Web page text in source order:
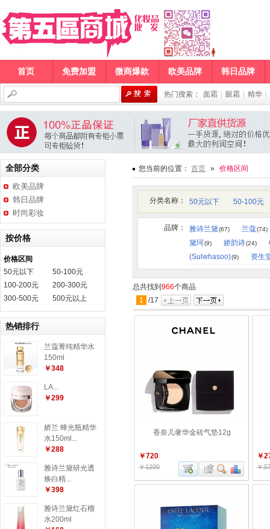
首页 免费加盟 微商爆款 欧美品牌 韩日品牌
热门搜索： 面霜 眼霜 精华
您当前的位置： 首页 » 价格区间
分类名称： 50元以下 50-100元
品牌： 雅诗兰黛(67) 兰蔻(74)
黛珂(9) 娇韵诗(24)
(Sulwhasoo)(9) 资生
总共找到 966个商品
1
/17
香奈儿奢华金砖气垫12g
￥720
￥1200
￥
￥
全部分类
欧美品牌
韩日品牌
时尚彩妆
按价格
价格区间
50元以下
50-100元
100-200元
200-300元
300-500元
500元以上
热销排行
兰蔻菁纯精华水
150ml
￥348
LA...
￥299
娇兰 蜂光瓶精华
水150ml...
￥288
雅诗兰黛研光透
焕白精...
￥398
雅诗兰黛红石榴
水200ml